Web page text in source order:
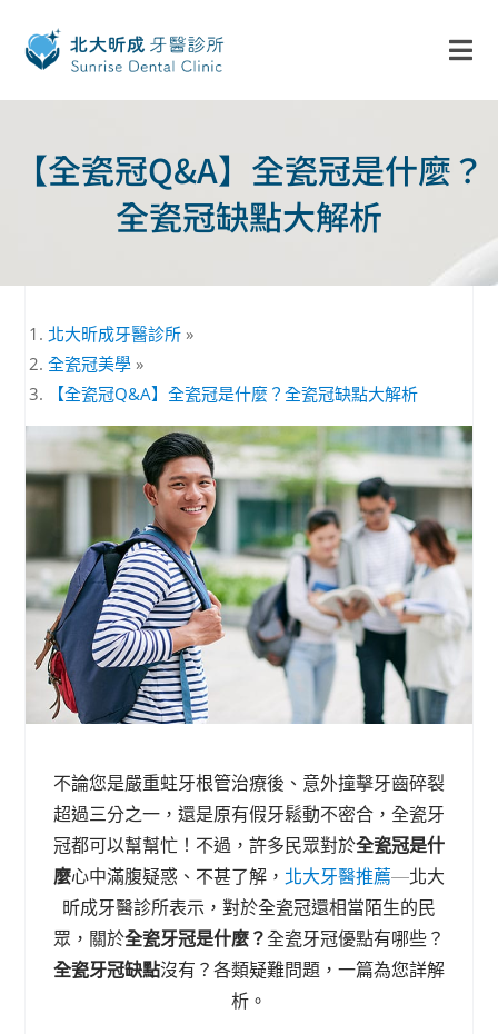
【全瓷冠Q&A】全瓷冠是什麼？
全瓷冠缺點大解析
北大昕成牙醫診所 »
全瓷冠美學 »
【全瓷冠Q&A】全瓷冠是什麼？全瓷冠缺點大解析
不論您是嚴重蛀牙根管治療後、意外撞擊牙齒碎裂
超過三分之一，還是原有假牙鬆動不密合，全瓷牙
冠都可以幫幫忙！不過，許多民眾對於全瓷冠是什
麼心中滿腹疑惑、不甚了解， 北大牙醫推薦—北大
昕成牙醫診所表示，對於全瓷冠還相當陌生的民
眾，關於全瓷牙冠是什麼？全瓷牙冠優點有哪些？
全瓷牙冠缺點沒有？各類疑難問題，一篇為您詳解
析。